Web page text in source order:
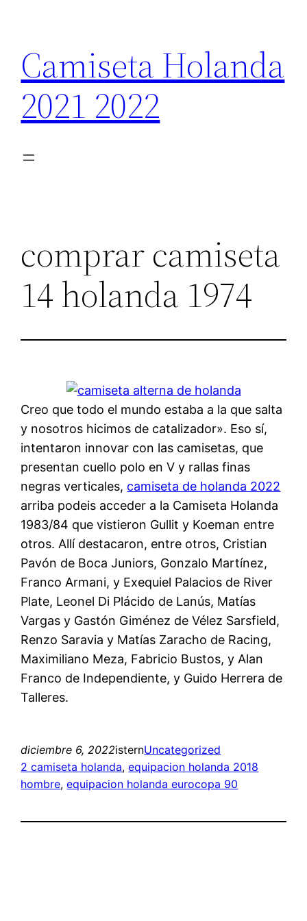
contenido
Camiseta Holanda
2021 2022
comprar camiseta
14 holanda 1974
Creo que todo el mundo estaba a la que salta
y nosotros hicimos de catalizador». Eso sí,
intentaron innovar con las camisetas, que
presentan cuello polo en V y rallas finas
negras verticales, camiseta de holanda 2022
arriba podeis acceder a la Camiseta Holanda
1983/84 que vistieron Gullit y Koeman entre
otros. Allí destacaron, entre otros, Cristian
Pavón de Boca Juniors, Gonzalo Martínez,
Franco Armani, y Exequiel Palacios de River
Plate, Leonel Di Plácido de Lanús, Matías
Vargas y Gastón Giménez de Vélez Sarsfield,
Renzo Saravia y Matías Zaracho de Racing,
Maximiliano Meza, Fabricio Bustos, y Alan
Franco de Independiente, y Guido Herrera de
Talleres.
diciembre 6, 2022isternUncategorized
2 camiseta holanda, equipacion holanda 2018
hombre, equipacion holanda eurocopa 90